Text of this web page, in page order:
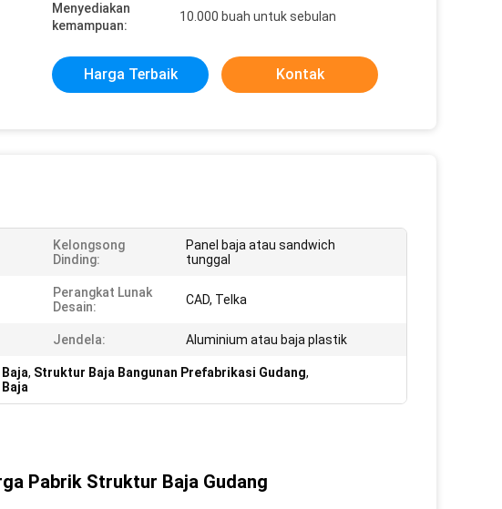
Menyediakan
kemampuan:
10.000 buah untuk sebulan
Harga Terbaik Kontak
Kelongsong
Dinding:
Panel baja atau sandwich
tunggal
Perangkat Lunak
Desain:
CAD, Telka
Jendela: Aluminium atau baja plastik
, Struktur Baja Bangunan Prefabrikasi Gudang,
Pabrik Struktur Baja Gudang